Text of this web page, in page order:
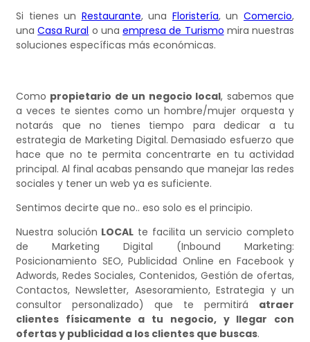
Si tienes un Restaurante, una Floristería, unComercio,
unaCasa Rural o unaempresa de Turismo mira nuestras
soluciones específicas más económicas.
Como propietario de un negocio local, sabemos que
a veces te sientes como un hombre/mujer orquesta y
notarás que no tienes tiempo para dedicar a tu
estrategia de Marketing Digital. Demasiado esfuerzo que
hace que no te permita concentrarte en tu actividad
principal. Al final acabas pensando que manejar las redes
sociales y tener un web ya es suficiente.
Sentimos decirte que no.. eso solo es el principio.
Nuestra solución LOCAL te facilita un servicio completo
de Marketing Digital (Inbound Marketing:
Posicionamiento SEO, Publicidad Online en Facebook y
Adwords, Redes Sociales, Contenidos, Gestión de ofertas,
Contactos, Newsletter, Asesoramiento, Estrategia y un
consultor personalizado) que te permitirá atraer
clientes físicamente a tu negocio, y llegar con
ofertas y publicidad a los clientes que buscas.